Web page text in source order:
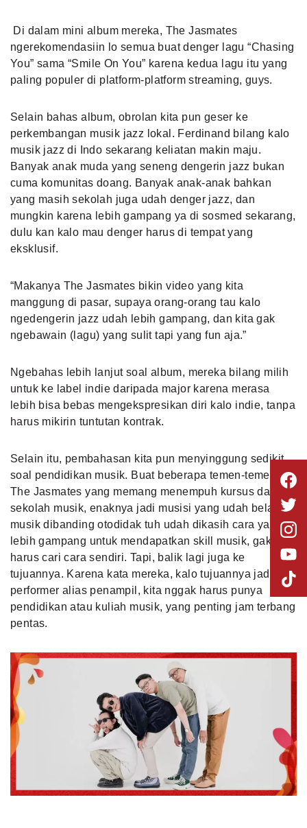
Di dalam mini album mereka, The Jasmates
ngerekomendasiin lo semua buat denger lagu “Chasing
You” sama “Smile On You” karena kedua lagu itu yang
paling populer di platform-platform streaming, guys.
Selain bahas album, obrolan kita pun geser ke
perkembangan musik jazz lokal. Ferdinand bilang kalo
musik jazz di Indo sekarang keliatan makin maju.
Banyak anak muda yang seneng dengerin jazz bukan
cuma komunitas doang. Banyak anak-anak bahkan
yang masih sekolah juga udah denger jazz, dan
mungkin karena lebih gampang ya di sosmed sekarang,
dulu kan kalo mau denger harus di tempat yang
eksklusif.
“Makanya The Jasmates bikin video yang kita
manggung di pasar, supaya orang-orang tau kalo
ngedengerin jazz udah lebih gampang, dan kita gak
ngebawain (lagu) yang sulit tapi yang fun aja.”
Ngebahas lebih lanjut soal album, mereka bilang milih
untuk ke label indie daripada major karena merasa
lebih bisa bebas mengekspresikan diri kalo indie, tanpa
harus mikirin tuntutan kontrak.
Selain itu, pembahasan kita pun menyinggung sedikit
soal pendidikan musik. Buat beberapa temen-temen
The Jasmates yang memang menempuh kursus dan
sekolah musik, enaknya jadi musisi yang udah belajar
musik dibanding otodidak tuh udah dikasih cara yang
lebih gampang untuk mendapatkan skill musik, gak
harus cari cara sendiri. Tapi, balik lagi juga ke
tujuannya. Karena kata mereka, kalo tujuannya jadi
performer alias penampil, kita nggak harus punya
pendidikan atau kuliah musik, yang penting jam terbang
pentas.